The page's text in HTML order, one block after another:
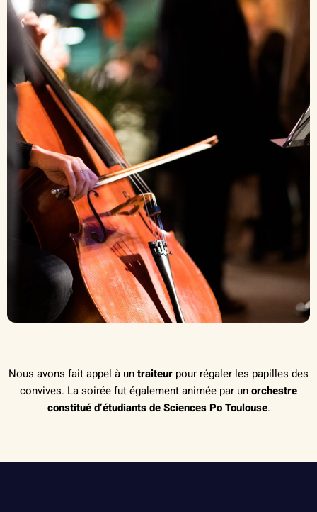
Nous avons fait appel à untraiteur pour régaler les papilles des
convives. La soirée fut également animée par unorchestre
constitué d’étudiants de Sciences Po Toulouse.